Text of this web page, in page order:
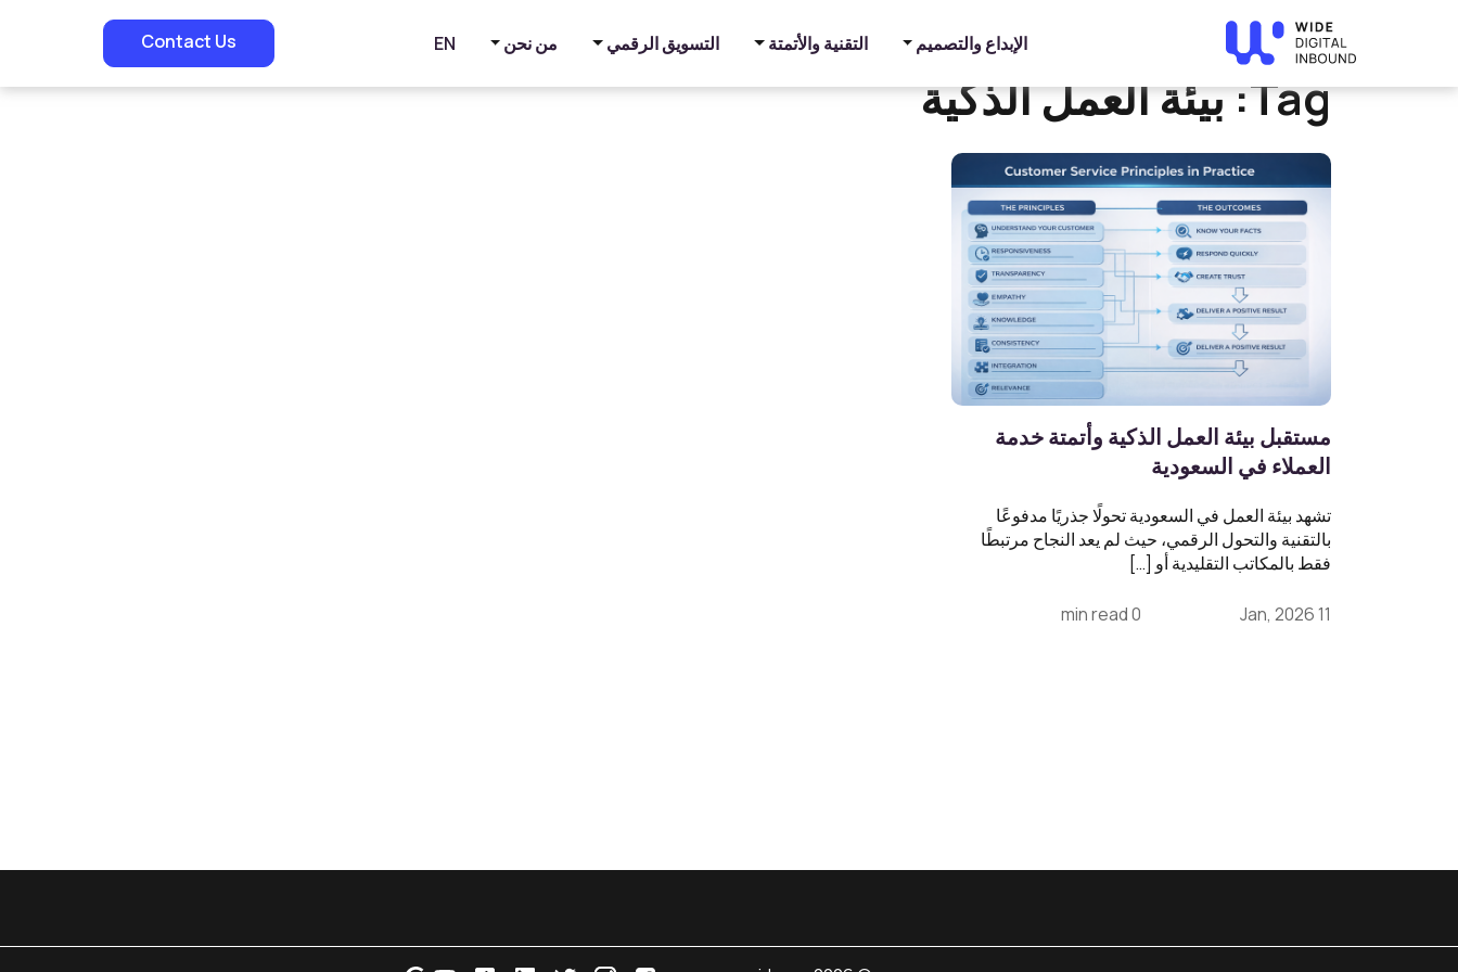
الإبداع والتصميم التقنية والأتمتة التسويق الرقمي من نحن EN
Contact Us Home
» بيئة العمل الذكية
Tag: بيئة العمل الذكية
مستقبل بيئة العمل الذكية وأتمتة خدمة
العملاء في السعودية
تشهد بيئة العمل في السعودية تحولًا جذريًا مدفوعًا
بالتقنية والتحول الرقمي، حيث لم يعد النجاح مرتبطًا
فقط بالمكاتب التقليدية أو […]
11 Jan, 2026
0 min read